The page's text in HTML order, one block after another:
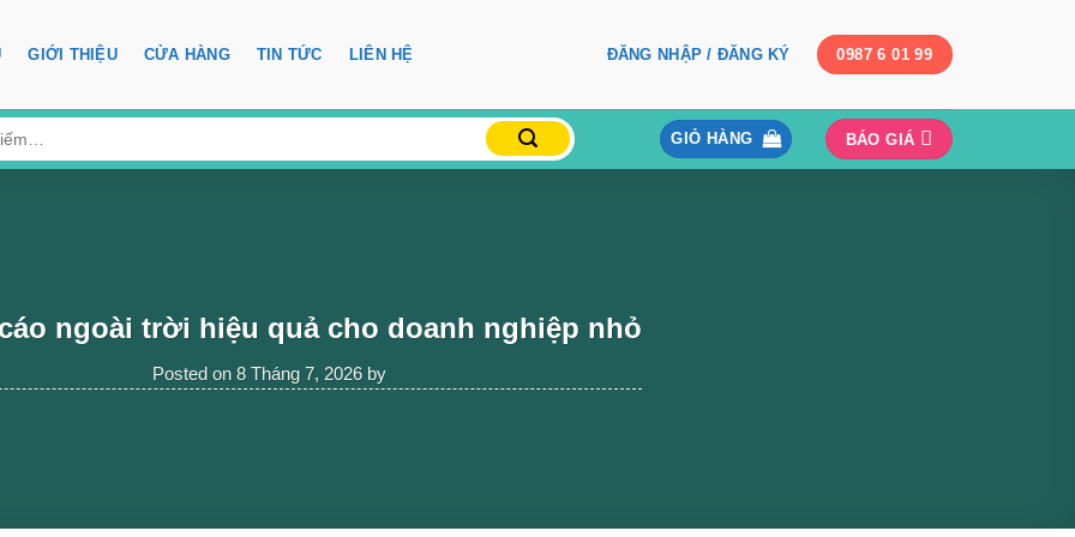
GIỚI THIỆU CỬA HÀNG TIN TỨC LIÊN HỆ ĐĂNG NHẬP / ĐĂNG KÝ 0987 6 01 99
GIỎ HÀNG BÁO GIÁ
ngoài trời hiệu quả cho doanh nghiệp nhỏ
Posted on 8 Tháng 7, 2026by